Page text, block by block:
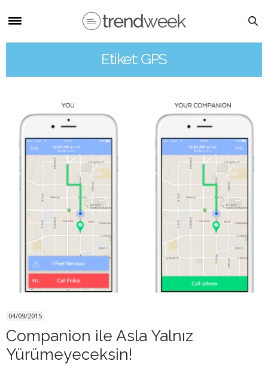
Etiket: GPS
04/09/2015
Companion ile Asla Yalnız
Yürümeyeceksin!